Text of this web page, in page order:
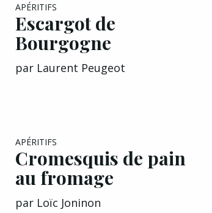
APÉRITIFS
Escargot de
Bourgogne
par Laurent Peugeot
APÉRITIFS
Cromesquis de pain
au fromage
par Loïc Joninon